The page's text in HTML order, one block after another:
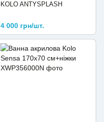
KOLO ANTYSPLASH
4 000 грн/шт.